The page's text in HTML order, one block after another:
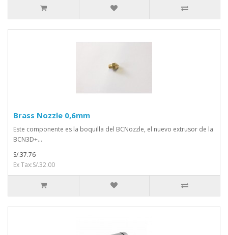
Brass Nozzle 0,6mm
Este componente es la boquilla del BCNozzle, el nuevo extrusor de la
BCN3D+...
S/.37.76
Ex Tax:S/.32.00